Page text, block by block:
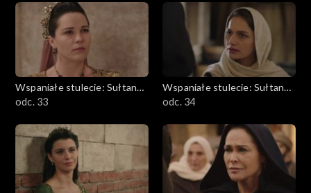
Wspaniałe stulecie: Sułtanka
Kösem
odc. 33
Wspaniałe stulecie: Sułtanka
Kösem
odc. 34